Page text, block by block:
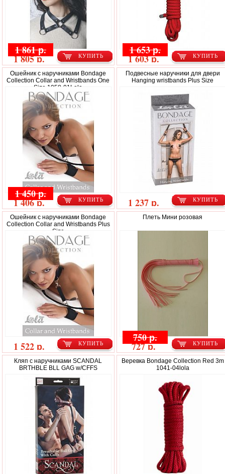
КУПИТЬ
1 861 р.
1 805 р. КУПИТЬ
1 653 р.
1 603 р.
Ошейник с наручниками Bondage
Collection Collar and Wristbands One
Size 1058-01Lola
КУПИТЬ
1 450 р.
1 406 р.
Подвесные наручники для двери
Hanging wristbands Plus Size
КУПИТЬ
1 237 р.
Ошейник с наручниками Bondage
Collection Collar and Wristbands Plus
Size
КУПИТЬ
1 522 р.
Плеть Мини розовая
КУПИТЬ
750 р.
727 р.
Кляп с наручниками SCANDAL
BRTHBLE BLL GAG w/CFFS
Веревка Bondage Collection Red 3m
1041-04lola